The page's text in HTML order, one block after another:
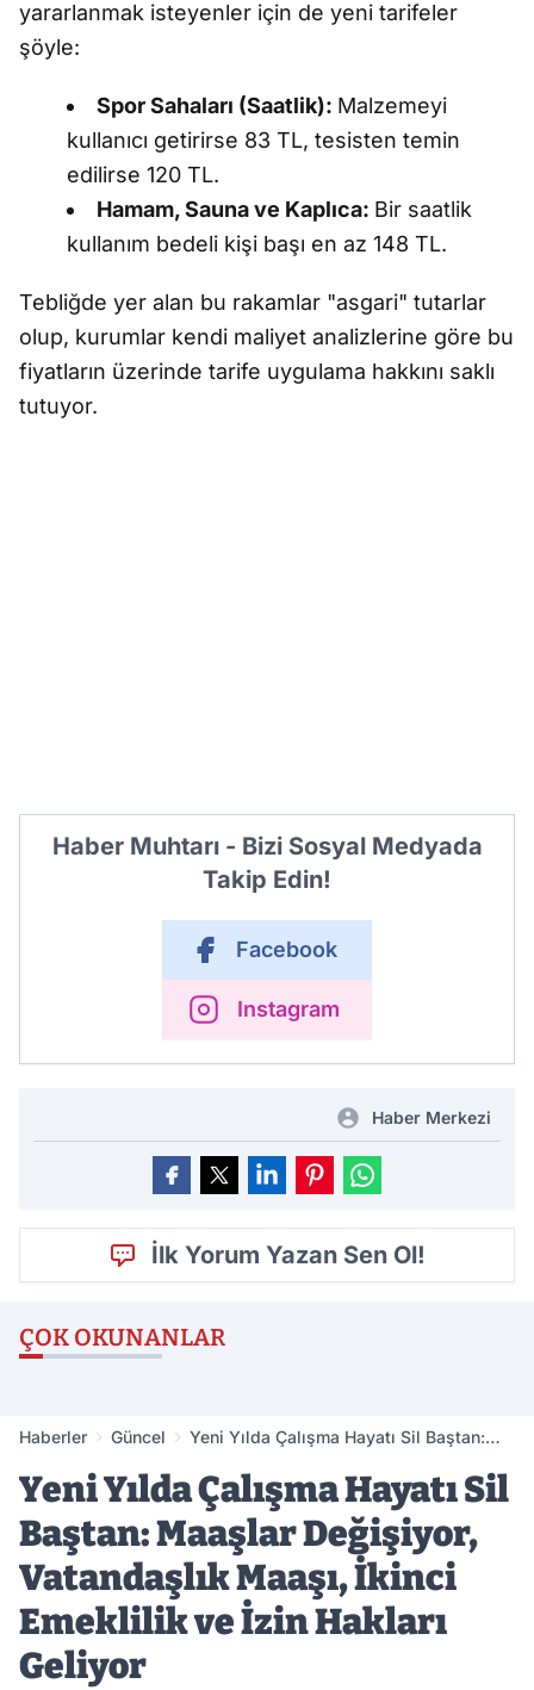
yararlanmak isteyenler için de yeni tarifeler
şöyle:
Spor Sahaları (Saatlik): Malzemeyi
kullanıcı getirirse 83 TL, tesisten temin
edilirse 120 TL.
Hamam, Sauna ve Kaplıca: Bir saatlik
kullanım bedeli kişi başı en az 148 TL.
Tebliğde yer alan bu rakamlar "asgari" tutarlar
olup, kurumlar kendi maliyet analizlerine göre bu
fiyatların üzerinde tarife uygulama hakkını saklı
tutuyor.
Haber Muhtarı - Bizi Sosyal Medyada
Takip Edin!
Facebook
Instagram
Haber Merkezi
İlk Yorum Yazan Sen Ol!
ÇOK OKUNANLAR
Haberler Güncel
Yeni Yılda Çalışma Hayatı Sil Baştan:
İkinci Emeklilik ve İzin Hakları Geliyor
Yeni Yılda Çalışma Hayatı Sil
Baştan: Maaşlar Değişiyor,
Vatandaşlık Maaşı, İkinci
Emeklilik ve İzin Hakları
Geliyor